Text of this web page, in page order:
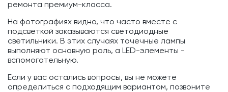
ремонта премиум-класса.
На фотографиях видно, что часто вместе с
подсветкой заказываются светодиодные
светильники. В этих случаях точечные лампы
выполняют основную роль, а LED-элементы -
вспомогательную.
Если у вас остались вопросы, вы не можете
определиться с подходящим вариантом, позвоните